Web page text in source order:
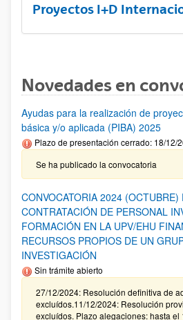
Proyectos I+D
Novedades en
Ayudas para la realización de
básica y/o aplicada (PIBA) 2025
Plazo de presentación cerrado: 18/12/
Se ha publicado la convocatoria
CONVOCATORIA 2024 (OCTUBRE)
CONTRATACIÓN DE PERSONAL
FORMACIÓN EN LA UPV/EHU
RECURSOS PROPIOS DE UN
INVESTIGACIÓN
Sin trámite abierto
27/12/2024: Resolución definitiva de
excluídos.11/12/2024: Resolución
excluídos. Plazo alegaciones: hasta